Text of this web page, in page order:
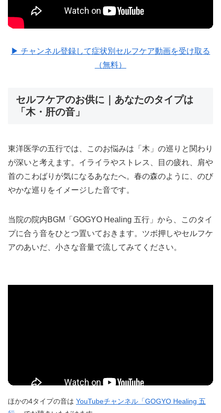
▶ チャンネル登録して症状別セルフケア動画を受け取る
（無料）
セルフケアのお供に｜あなたのタイプは
「木・肝の音」
東洋医学の五行では、このお悩みは「木」の巡りと関わり
が深いと考えます。イライラやストレス、目の疲れ、肩や
首のこわばりが気になるあなたへ。春の森のように、のび
やかな巡りをイメージした音です。
当院の院内BGM「GOGYO Healing 五行」から、このタイ
プに合う音をひとつ置いておきます。ツボ押しやセルフケ
アのあいだ、小さな音量で流してみてください。
ほかの4タイプの音は YouTubeチャンネル「GOGYO Healing 五